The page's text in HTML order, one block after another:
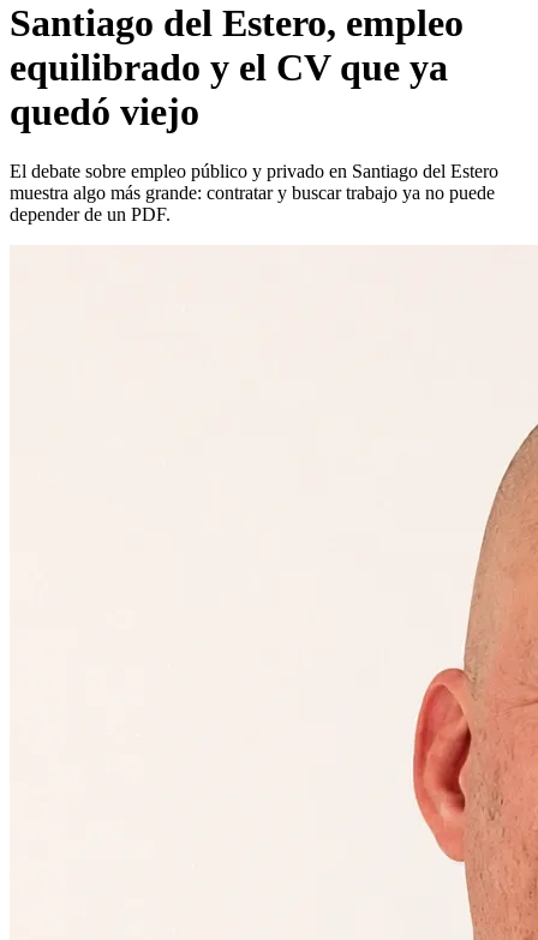
Santiago del Estero, empleo
equilibrado y el CV que ya
quedó viejo
El debate sobre empleo público y privado en Santiago del Estero
muestra algo más grande: contratar y buscar trabajo ya no puede
depender de un PDF.